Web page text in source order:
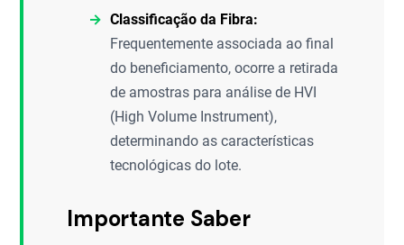
Classificação da Fibra:
Frequentemente associada ao final
do beneficiamento, ocorre a retirada
de amostras para análise de HVI
(High Volume Instrument),
determinando as características
tecnológicas do lote.
Importante Saber